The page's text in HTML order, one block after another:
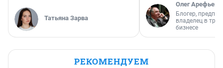
Татьяна Зарва
Олег Арефьев
Блогер,
владелец в
бизнесе
РЕКОМЕНДУЕМ